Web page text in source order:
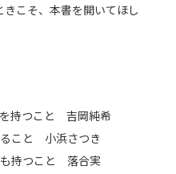
こそ、本書を開いてほし
持つこと 吉岡純希
こと 小浜さつき
持つこと 落合実